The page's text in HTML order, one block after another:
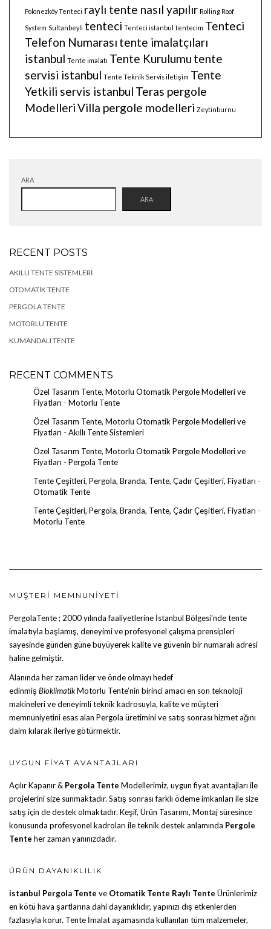
Polonezköy Tenteci raylı tente nasıl yapılır Rolling Roof
System Sultanbeyli tenteci Tenteci istanbul tentecim Tenteci
Telefon Numarası tente imalatçıları
istanbul Tente imalatı Tente Kurulumu tente
servisi istanbul Tente Teknik Servis iletişim Tente
Yetkili servis istanbul Teras pergole
ModelleriVilla pergole modelleri Zeytinburnu
ARA
ARA
RECENT POSTS
AKILLI TENTE SISTEMLERI
OTOMATIK TENTE
PERGOLA TENTE
MOTORLU TENTE
KUMANDALI TENTE
RECENT COMMENTS
Özel Tasarım Tente, Motorlu Otomatik Pergole Modelleri ve
Fiyatları - Motorlu Tente
Özel Tasarım Tente, Motorlu Otomatik Pergole Modelleri ve
Fiyatları - Akıllı Tente Sistemleri
Özel Tasarım Tente, Motorlu Otomatik Pergole Modelleri ve
Fiyatları - Pergola Tente
Tente Çeşitleri, Pergola, Branda, Tente, Çadır Çeşitleri, Fiyatları -
Otomatik Tente
Tente Çeşitleri, Pergola, Branda, Tente, Çadır Çeşitleri, Fiyatları -
Motorlu Tente
MÜŞTERI MEMNUNIYETI
PergolaTente; 2000 yılında faaliyetlerine İstanbul Bölgesi’nde tente
imalatıyla başlamış, deneyimi ve profesyonel çalışma prensipleri
sayesinde günden güne büyüyerek kalite ve güvenin bir numaralı adresi
haline gelmiştir.
Alanında her zaman lider ve önde olmayı hedef
edinmiş BioklimatikMotorlu Tente’nin birinci amacı en son teknoloji
makineleri ve deneyimli teknik kadrosuyla, kalite ve müşteri
memnuniyetini esas alan Pergola üretimini ve satış sonrası hizmet ağını
daim kılarak ileriye götürmektir.
UYGUN FIYAT AVANTAJLARI
Açılır Kapanır & Pergola Tente Modellerimiz, uygun fiyat avantajları ile
projelerini size sunmaktadır. Satış sonrası farklı ödeme imkanları ile size
satış için de destek olmaktadır. Keşif, Ürün Tasarımı, Montaj süresince
konusunda profesyonel kadroları ile teknik destek anlamında Pergole
Tente her zaman yanınızdadır.
ÜRÜN DAYANIKLILIK
istanbul Pergola Tente ve Otomatik Tente Raylı Tente Ürünlerimiz
en kötü hava şartlarına dahi dayanıklıdır, yapınızı dış etkenlerden
fazlasıyla korur. Tente İmalat aşamasında kullanılan tüm malzemeler,